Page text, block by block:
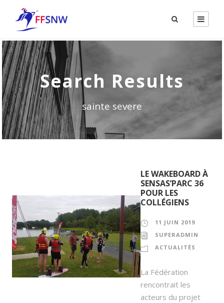
Search Results
sainte severe
LE WAKEBOARD À
SENSAS’PARC 36
POUR LES
COLLÉGIENS
11 JUIN 2019
SUPERADMIN
ACTUALITÉS
La Fédération
rencontrait les
acteurs du projet